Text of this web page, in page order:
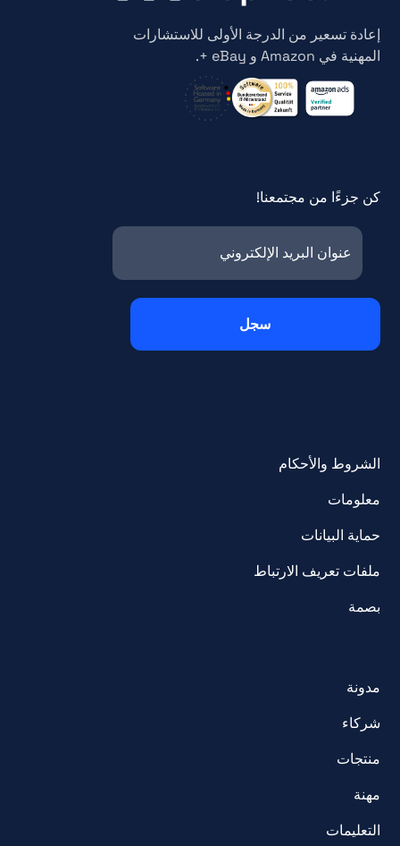
إعادة تسعير من الدرجة الأولى للاستشارات
المهنية في Amazon و eBay +.
كن جزءًا من مجتمعنا!
الشروط والأحكام
معلومات
حماية البيانات
ملفات تعريف الارتباط
بصمة
مدونة
شركاء
منتجات
مهنة
التعليمات